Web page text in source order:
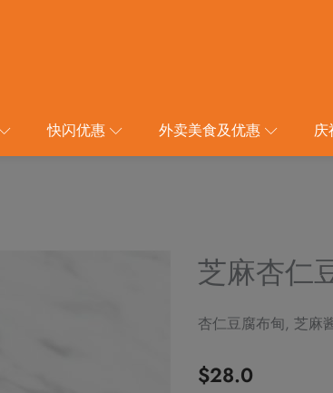
快闪优惠 外卖美食及优惠 庆
芝麻杏仁
杏仁豆腐布甸, 芝麻
$28.0